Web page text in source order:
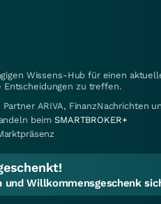
Wissens-Hub für einen
Entscheidungen zu treffen.
Partner ARIVA, FinanzNachrichten
beimSMARTBROKER+
und Willkommensgeschenk